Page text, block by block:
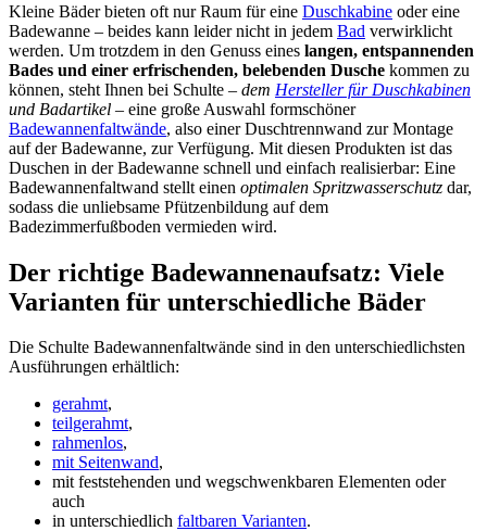
Kleine Bäder bieten oft nur Raum für eine Duschkabine oder eine
Badewanne – beides kann leider nicht in jedem Bad verwirklicht
werden. Um trotzdem in den Genuss eines langen, entspannenden
Bades und einer erfrischenden, belebenden Dusche kommen zu
können, steht Ihnen bei Schulte – dem Hersteller für Duschkabinen
und Badartikel – eine große Auswahl formschöner
Badewannenfaltwände, also einer Duschtrennwand zur Montage
auf der Badewanne, zur Verfügung. Mit diesen Produkten ist das
Duschen in der Badewanne schnell und einfach realisierbar: Eine
Badewannenfaltwand stellt einen optimalen Spritzwasserschutz dar,
sodass die unliebsame Pfützenbildung auf dem
Badezimmerfußboden vermieden wird.
Der richtige Badewannenaufsatz: Viele
Varianten für unterschiedliche Bäder
Die Schulte Badewannenfaltwände sind in den unterschiedlichsten
Ausführungen erhältlich:
gerahmt,
teilgerahmt,
rahmenlos,
mit Seitenwand,
mit feststehenden und wegschwenkbaren Elementen oder
auch
in unterschiedlich faltbaren Varianten.